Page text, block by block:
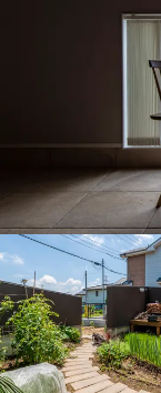
兵庫県
岡山県
四国エリア
香川県徳島県
九州・沖縄エ
福岡県佐賀県
沖縄県
設計した建
R+houseの
間取りのヒ
スタイルの
デザインの
ニュースレ
デザインコ
神奈
甲信越・北陸
富山県
東海エリア
愛知県 岐阜県
関西エリア
大阪府 兵庫県
中国エリア